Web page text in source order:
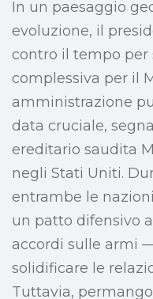
In un paesaggio
evoluzione, il
contro il tempo per
complessiva per il
amministrazione
data cruciale,
ereditario saudita
negli Stati Uniti.
entrambe le
un patto difensivo
accordi sulle armi
solidificare le
Tuttavia,